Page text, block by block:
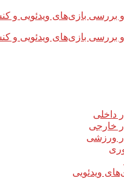
داخلی
خارجی
ورزشی
ویدئویی